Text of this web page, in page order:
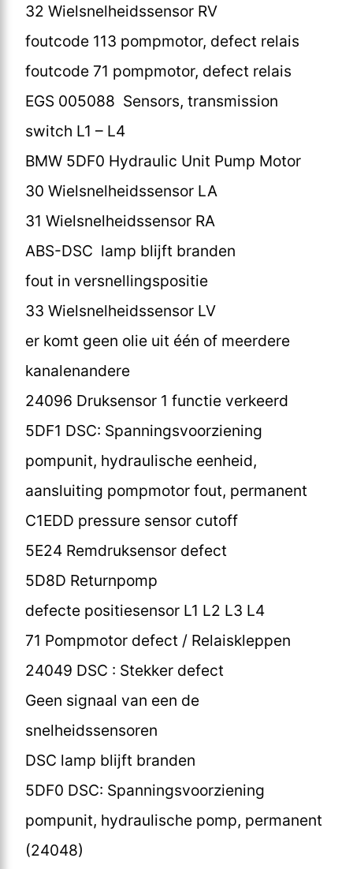
32 Wielsnelheidssensor RV
foutcode 113 pompmotor, defect relais
foutcode 71 pompmotor, defect relais
EGS 005088 Sensors, transmission
switch L1 – L4
BMW 5DF0 Hydraulic Unit Pump Motor
30 Wielsnelheidssensor LA
31 Wielsnelheidssensor RA
ABS-DSC lamp blijft branden
fout in versnellingspositie
33 Wielsnelheidssensor LV
er komt geen olie uit één of meerdere
kanalenandere
24096 Druksensor 1 functie verkeerd
5DF1 DSC: Spanningsvoorziening
pompunit, hydraulische eenheid,
aansluiting pompmotor fout, permanent
C1EDD pressure sensor cutoff
5E24 Remdruksensor defect
5D8D Returnpomp
defecte positiesensor L1 L2 L3 L4
71 Pompmotor defect / Relaiskleppen
24049 DSC : Stekker defect
Geen signaal van een de
snelheidssensoren
DSC lamp blijft branden
5DF0 DSC: Spanningsvoorziening
pompunit, hydraulische pomp, permanent
(24048)